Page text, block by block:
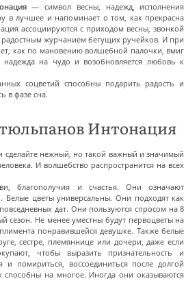
— символ весны, надежд, исполнения
в лучшее и напоминает о том, как прекрасна
ассоциируются с приходом весны, звонкой
журчанием бегущих ручейков. И при
как по мановению волшебной палочки, вмиг
надежда на чудо и возобновляется любовь к
соцветий способны подарить радость и
в фазе сна.
Интонация
сделайте нежный, но такой важный и значимый
И волшебство распространится на всех
благополучия и счастья. Они означают
Белые цветы универсальны. Они подходят как
дат. Они пользуются спросом на 8
сезон. Не менее уместны будут первоцветы на
понравившейся девушке. Также белые
сестре, племяннице или дочери, даже если
чтобы выразить признательность и
помириться, воссоединиться после долгой
на многое. Иногда они оказываются